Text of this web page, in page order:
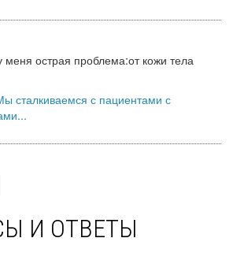
меня острая проблема:от кожи тела
сталкиваемся с пациентами с
И ОТВЕТЫ